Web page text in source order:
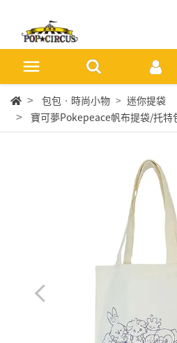
包包‧時尚小物
迷你提袋
寶可夢Pokepeace帆布提袋/托特